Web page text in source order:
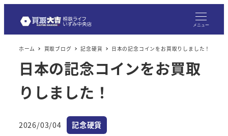
メニュー
ホーム 買取ブログ 記念硬貨 日本の記念コインをお買取りしました！
日本の記念コインをお買取
りしました！
投稿日
2026/03/04 カテゴリー
記念硬貨